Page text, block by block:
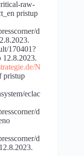
raw-
pristup
d
170401?
N
pristup
eclac
d
d